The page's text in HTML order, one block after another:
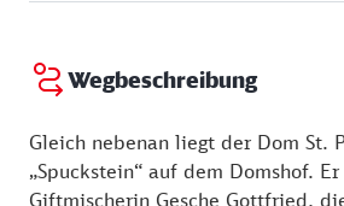
Heute befindet sich hier die
kunstreich und historisch
Gästeführungen angeboten, die
Wegbeschreibung
Gleich nebenan liegt der Dom St.
„Spuckstein“ auf dem Domshof.
Giftmischerin Gesche Gottfried,